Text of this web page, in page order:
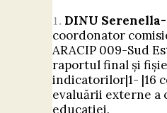
DINU
coordonator
ARACIP 009-Sud
raportul final și
indicatorilor|1- |16
evaluării externe a
educației.